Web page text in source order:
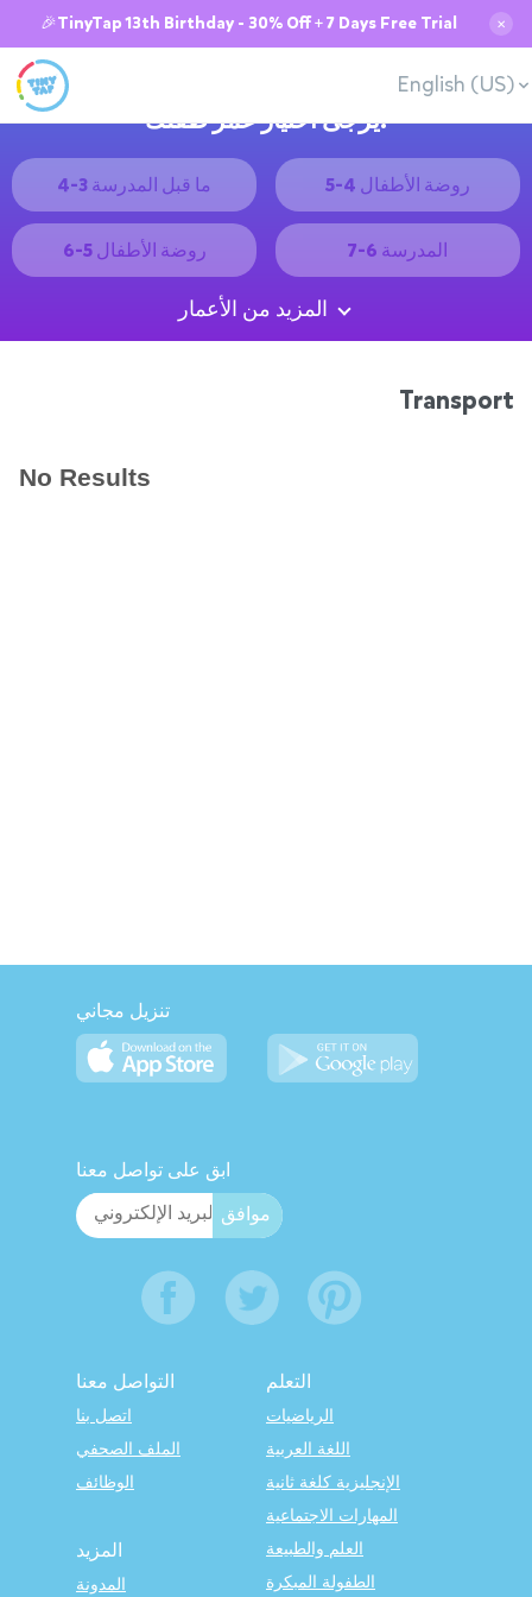
🎉TinyTap 13th Birthday - 30% Off + 7 Days Free Trial ✕
English (US)
يُرجى اختيار عمر طفلك:
ما قبل المدرسة 3-4 روضة الأطفال 4-5
روضة الأطفال 5-6 المدرسة 6-7
المزيد من الأعمار
Transport
No Results
تنزيل مجاني
ابق على تواصل معنا
التواصل معنا
اتصل بنا
الملف الصحفي
الوظائف
التعلم
الرياضيات
اللغة العربية
الإنجليزية كلغة ثانية
المهارات الاجتماعية
العلم والطبيعة
الطفولة المبكرة
المزيد
المدونة